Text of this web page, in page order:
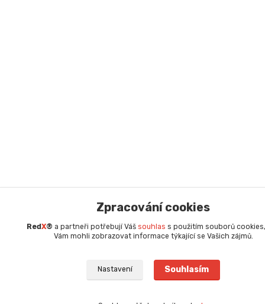
Zpracování cookies
Red X® a partneři potřebují Váš souhlas s použitím souborů
Vám mohli zobrazovat informace týkající se Vašich zájmů.
Nastavení Souhlasím